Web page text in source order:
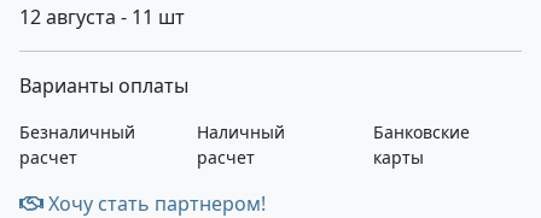
12 августа - 11 шт
Варианты оплаты
Безналичный
расчет
Наличный
расчет
Банковские
карты
Хочу стать партнером!